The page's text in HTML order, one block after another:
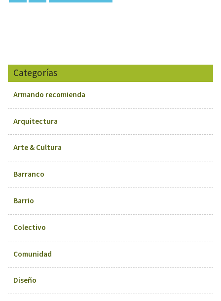
Categorías
Armando recomienda
Arquitectura
Arte & Cultura
Barranco
Barrio
Colectivo
Comunidad
Diseño